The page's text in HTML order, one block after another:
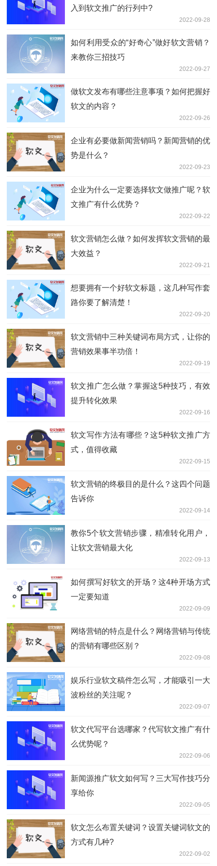
入到软文推广的行列中?
2022-09-28
如何利用受众的“好奇心”做好软文营销？
来教你三招技巧
2022-09-27
做软文发布有哪些注意事项？如何把握好
软文的内容？
2022-09-26
企业有必要做新闻营销吗？新闻营销的优
势是什么？
2022-09-23
企业为什么一定要选择软文做推广呢？软
文推广有什么优势？
2022-09-22
软文营销怎么做？如何发挥软文营销的最
大效益？
2022-09-21
想要拥有一个好软文标题，这几种写作套
路你要了解清楚！
2022-09-20
软文营销中三种关键词布局方式，让你的
营销效果事半功倍！
2022-09-19
软文推广怎么做？掌握这5种技巧，有效
提升转化效果
2022-09-16
软文写作方法有哪些？这5种软文推广方
式，值得收藏
2022-09-15
软文营销的终极目的是什么？这四个问题
告诉你
2022-09-14
教你5个软文营销步骤，精准转化用户，
让软文营销最大化
2022-09-13
如何撰写好软文的开场？这4种开场方式
一定要知道
2022-09-09
网络营销的特点是什么？网络营销与传统
的营销有哪些区别？
2022-09-08
娱乐行业软文稿件怎么写，才能吸引一大
波粉丝的关注呢？
2022-09-07
软文代写平台选哪家？代写软文推广有什
么优势呢？
2022-09-06
新闻源推广软文如何写？三大写作技巧分
享给你
2022-09-05
软文怎么布置关键词？设置关键词软文的
方式有几种?
2022-09-02